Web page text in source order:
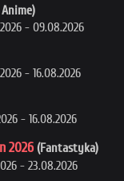
- 09.08.2026
- 16.08.2026
- 16.08.2026
2026 (Fantastyka)
- 23.08.2026